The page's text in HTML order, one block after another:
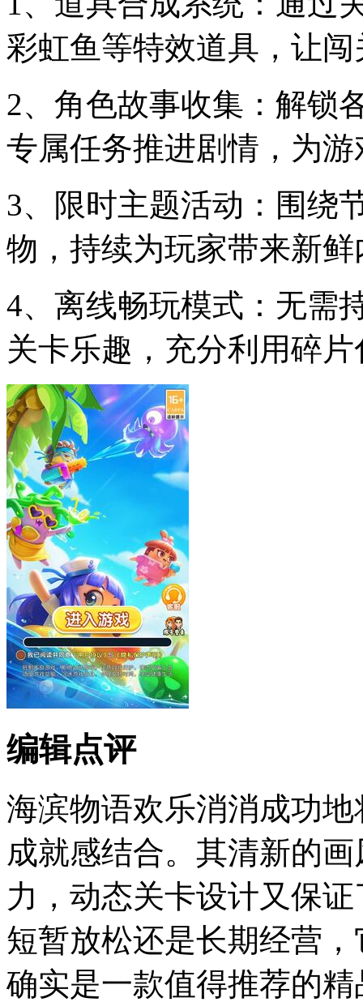
彩虹鱼等特效道具，让
2、角色故事收集：解锁
专属任务推进剧情，为
3、限时主题活动：围绕
物，持续为玩家带来新
4、离线畅玩模式：无需
关卡乐趣，充分利用碎
编辑点评
海滨物语欢乐消消成功
成就感结合。其清新的
力，动态关卡设计又保
短暂放松还是长期经营
确实是一款值得推荐的